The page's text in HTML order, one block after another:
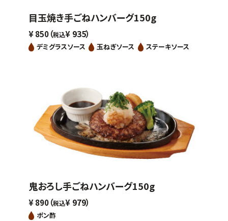
目玉焼き手ごねハンバーグ150g
¥850（税込¥935）
デミグラスソース 玉ねぎソース ステーキソース
鬼おろし手ごねハンバーグ150g
¥890（税込¥979）
ポン酢